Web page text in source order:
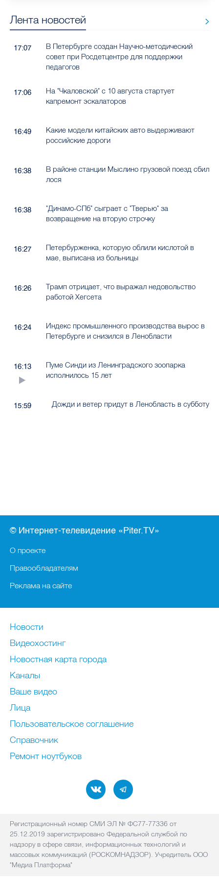
Лента новостей
17:07
В Петербурге создан Научно-методический
совет при Росдетцентре для поддержки
педагогов
17:06
На "Чкаловской" с 10 августа стартует
капремонт эскалаторов
16:49
Какие модели китайских авто выдерживают
российские дороги
16:38
В районе станции Мыслино грузовой поезд сбил
лося
16:38
"Динамо-СПб" сыграет с "Тверью" за
возвращение на вторую строчку
16:27
Петербурженка, которую облили кислотой в
мае, выписана из больницы
16:26
Трамп отрицает, что выражал недовольство
работой Хегсета
16:24
Индекс промышленного производства вырос в
Петербурге и снизился в Ленобласти
16:13
Пуме Синди из Ленинградского зоопарка
исполнилось 15 лет
15:59 Дожди и ветер придут в Ленобласть в субботу
© Интернет-телевидение «Piter.TV»
О проекте
Правообладателям
Реклама на сайте
Новости
Видеохостинг
Новостная карта города
Каналы
Ваше видео
Лица
Пользовательское соглашение
Справочник
Ремонт нoутбуков
Регистрационный номер СМИ ЭЛ № ФС77-77336 от
25.12.2019 зарегистрировано Федеральной службой по
надзору в сфере связи, информационных технологий и
массовых коммуникаций (РОСКОМНАДЗОР). Учредитель ООО
"Медиа Платформа"